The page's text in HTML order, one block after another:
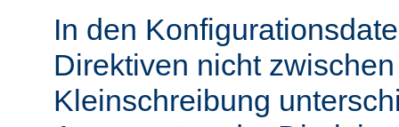
In den
Direktiven nicht
Kleinschreibung